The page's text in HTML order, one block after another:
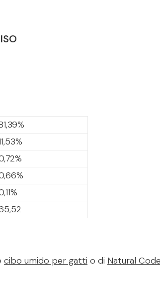
cibo umido per gatti o di Natural Code